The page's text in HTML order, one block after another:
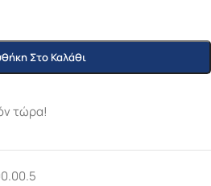
Στο Καλάθι
τώρα!